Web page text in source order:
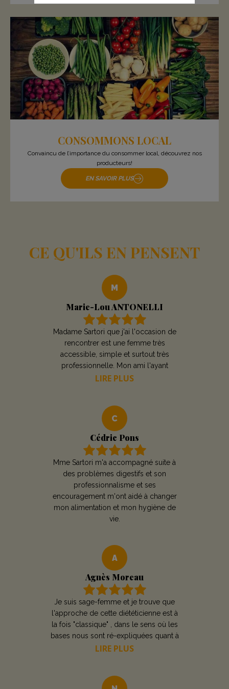
CONSOMMONS LOCAL
Convaincu de l’importance du consommer local, découvrez nos
producteurs!
EN SAVOIR PLUS
CE QU'ILS EN PENSENT
M
Marie-Lou ANTONELLI
Madame Sartori que j'ai l'occasion de
rencontrer est une femme très
accessible, simple et surtout très
professionnelle. Mon ami l'ayant
consulté suite à une insuffisance rénale
de son problème allant jusqu'à solliciter
le médecin néphrologue qui le suit. Elle
l'a reçu hors rendez-vous et
gratuitement. Je recommande vivement
cette nutritionniste .
Mme Antonelli
LIRE PLUS
C
Cédric Pons
Mme Sartori m'a accompagné suite à
des problèmes digestifs et son
professionnalisme et ses
encouragement m'ont aidé à changer
mon alimentation et mon hygiène de
vie.
A
Agnès Moreau
Je suis sage-femme et je trouve que
l'approche de cette diététicienne est à
la fois "classique" , dans le sens où les
bases nous sont ré-expliquées quant à
l'équilibre alimentaire, mais sa prise en
j'avais des hypoglycémies malgré mes
LIRE PLUS